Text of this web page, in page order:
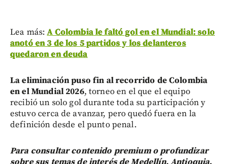
Lea más:A Colombia le faltó gol en el Mundial: solo
anotó en 3 de los 5 partidos y los delanteros
quedaron en deuda
La eliminación puso fin al recorrido de Colombia
en el Mundial 2026, torneo en el que el equipo
recibió un solo gol durante toda su participación y
estuvo cerca de avanzar, pero quedó fuera en la
definición desde el punto penal.
Para consultar contenido premium o profundizar